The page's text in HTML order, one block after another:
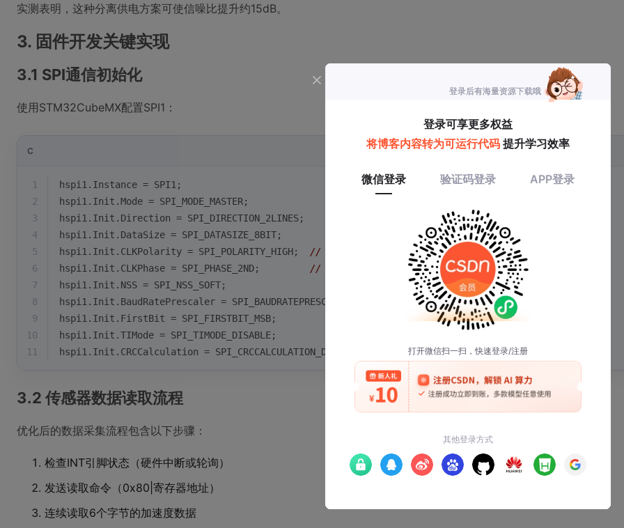
实测表明，这种分离供电方案可使信噪比提升约15dB。
3. 固件开发关键实现
3.1 SPI通信初始化
使用STM32CubeMX配置SPI1：
C
1
hspi1.Instance = SPI1;
2
hspi1.Init.Mode = SPI_MODE_MASTER;
3
hspi1.Init.Direction = SPI_DIRECTION_2LINES;
4
hspi1.Init.DataSize = SPI_DATASIZE_8BIT;
5
hspi1.Init.CLKPolarity = SPI_POLARITY_HIGH; // CPOL=1
6
hspi1.Init.CLKPhase = SPI_PHASE_2ND; // CPHA=1
7
hspi1.Init.NSS = SPI_NSS_SOFT;
8
hspi1.Init.BaudRatePrescaler = SPI_BAUDRATEPRESCALER_16;
// 10MHz@16MHz HCLK
9
hspi1.Init.FirstBit = SPI_FIRSTBIT_MSB;
10
hspi1.Init.TIMode = SPI_TIMODE_DISABLE;
11
hspi1.Init.CRCCalculation = SPI_CRCCALCULATION_DISABLE;
3.2 传感器数据读取流程
优化后的数据采集流程包含以下步骤：
检查INT引脚状态（硬件中断或轮询）
发送读取命令（0x80|寄存器地址）
连续读取6个字节的加速度数据